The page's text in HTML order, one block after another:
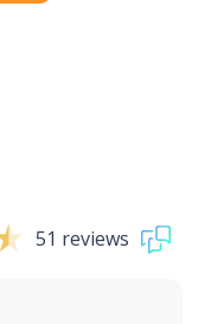
51 reviews